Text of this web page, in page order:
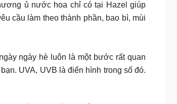
ủ nước hoa chỉ có tại Hazel giúp
cầu làm theo thành phần, bao bì, mùi
hè luôn là một bước rất quan
UVA, UVB là điển hình trong số đó.